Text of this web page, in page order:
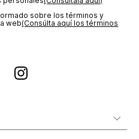
sobre los términos y
web‎(Consúlta aquí los términos